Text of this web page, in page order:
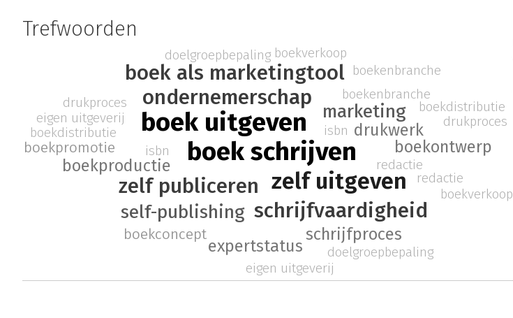
Trefwoorden
boek schrijven
boek uitgeven
zelf uitgeven
ondernemerschap
zelf publiceren
schrijfvaardigheid
boek als marketingtool
marketing
self-publishing
boekproductie
drukwerk
boekontwerp
schrijfproces
expertstatus
boekpromotie
boekconcept
redactie
isbn
boekenbranche
boekdistributie
doelgroepbepaling
eigen uitgeverij
drukproces
boekverkoop
redactie
isbn
boekenbranche
boekdistributie
doelgroepbepaling
eigen uitgeverij
drukproces
boekverkoop